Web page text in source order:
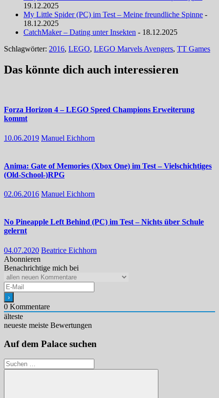
19.12.2025
My Little Spider (PC) im Test – Meine freundliche Spinne -
18.12.2025
CatchMaker – Dating unter Insekten - 18.12.2025
Schlagwörter: 2016, LEGO, LEGO Marvels Avengers, TT Games
Das könnte dich auch interessieren
Forza Horizon 4 – LEGO Speed Champions Erweiterung
kommt
10.06.2019 Manuel Eichhorn
Anima: Gate of Memories (Xbox One) im Test – Vielschichtiges
(Old-School-)RPG
02.06.2016 Manuel Eichhorn
No Pineapple Left Behind (PC) im Test – Nichts über Schule
gelernt
04.07.2020 Beatrice Eichhorn
Abonnieren
Benachrichtige mich bei
0 Kommentare
älteste
neueste meiste Bewertungen
Auf dem Palace suchen
Suchen
nach: